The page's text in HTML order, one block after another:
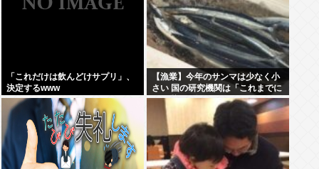
「これだけは飲んどけサプリ」、
決定するwww
【漁業】今年のサンマは少なく小
さい 国の研究機関は「これまでに
なく厳しい年になる」